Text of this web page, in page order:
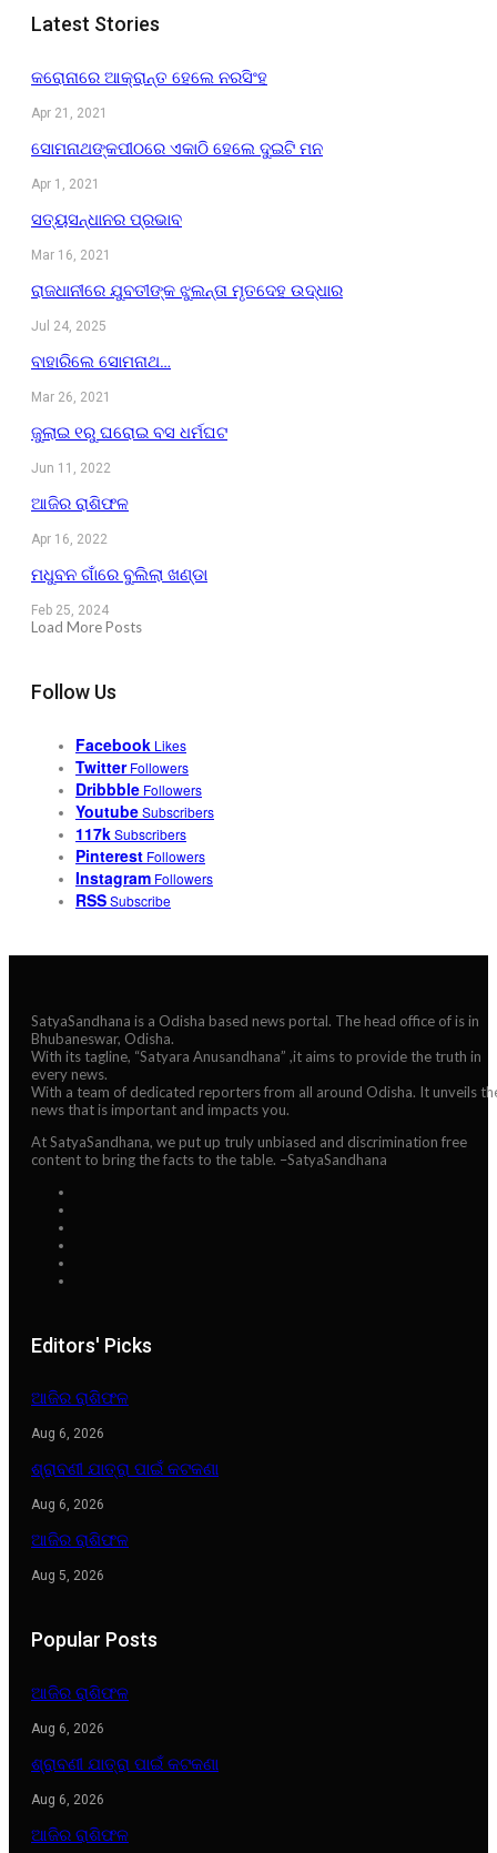
Latest Stories
କରୋନାରେ ଆକ୍ରାନ୍ତ ହେଲେ ନରସିଂହ
Apr 21, 2021
ସୋମନାଥଙ୍କପୀଠରେ ଏକାଠି ହେଲେ ଦୁଇଟି ମନ
Apr 1, 2021
ସତ୍ୟସନ୍ଧାନର ପ୍ରଭାବ
Mar 16, 2021
ରାଜଧାନୀରେ ଯୁବତୀଙ୍କ ଝୁଲନ୍ତା ମୃତଦେହ ଉଦ୍ଧାର
Jul 24, 2025
ବାହାରିଲେ ସୋମନାଥ…
Mar 26, 2021
ଜୁଲାଇ ୧ରୁ ଘରୋଇ ବସ ଧର୍ମଘଟ
Jun 11, 2022
ଆଜିର ରାଶିଫଳ
Apr 16, 2022
ମଧୁବନ ଗାଁରେ ବୁଲିଲା ଖଣ୍ଡା
Feb 25, 2024
Load More Posts
Follow Us
Facebook Likes
Twitter Followers
Dribbble Followers
YoutubeSubscribers
117kSubscribers
Pinterest Followers
Instagram Followers
RSSSubscribe
SatyaSandhana is a Odisha based news portal. The head office of is in
Bhubaneswar, Odisha.
With its tagline, “Satyara Anusandhana” ,it aims to provide the truth in
every news.
With a team of dedicated reporters from all around Odisha. It unveils
news that is important and impacts you.
At SatyaSandhana, we put up truly unbiased and discrimination free
content to bring the facts to the table. –SatyaSandhana
Editors' Picks
ଆଜିର ରାଶିଫଳ
Aug 6, 2026
ଶ୍ରାବଣୀ ଯାତ୍ରା ପାଇଁ କଟକଣା
Aug 6, 2026
ଆଜିର ରାଶିଫଳ
Aug 5, 2026
Popular Posts
ଆଜିର ରାଶିଫଳ
Aug 6, 2026
ଶ୍ରାବଣୀ ଯାତ୍ରା ପାଇଁ କଟକଣା
Aug 6, 2026
ଆଜିର ରାଶିଫଳ